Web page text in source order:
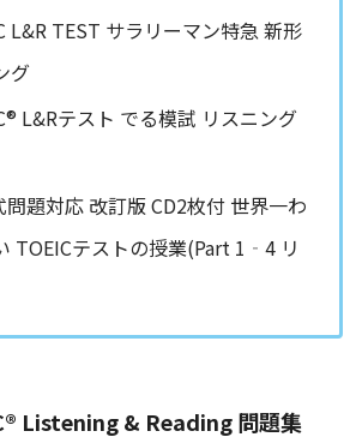
L&R TEST サラリーマン特急 新形
グ
L&Rテスト でる模試 リスニング
問題対応 改訂版 CD2枚付 世界一わ
TOEICテストの授業(Part 1‐4 リ
Listening & Reading 問題集